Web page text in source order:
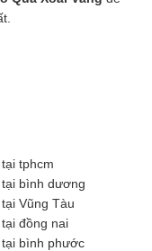
tphcm
bình dương
Vũng Tàu
đồng nai
bình phước